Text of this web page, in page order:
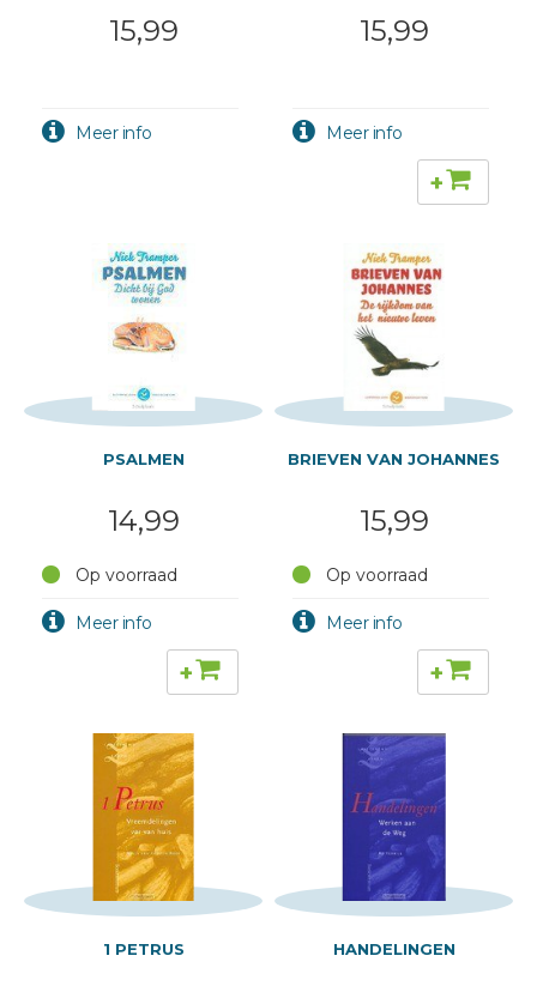
15,99 15,99
+
PSALMEN
14,99
Op voorraad
+
BRIEVEN VAN JOHANNES
15,99
Op voorraad
+
1 PETRUS HANDELINGEN